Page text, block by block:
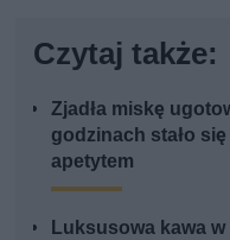
Czytaj także:
Zjadła miskę
godzinach stało
apetytem
Luksusowa kawa w